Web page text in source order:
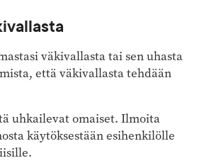
väkivallasta tai sen uhasta
että väkivallasta tehdään
uhkailevat omaiset. Ilmoita
käytöksestään esihenkilölle